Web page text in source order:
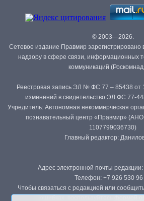
© 2003—2026.
Сетевое издание Правмир зарегистрировано
надзору в сфере связи, информационных
коммуникаций
Реестровая запись ЭЛ № ФС 77 – 85438 от
изменений в свидетельство ЭЛ ФС 77-
Учредитель: Автономная некоммерческая
познавательный центр «Правмир»
1107799036730)
Главный редактор:
Адрес электронной почты редакции:
Телефон: +7 926 530 96
Чтобы связаться с редакцией или